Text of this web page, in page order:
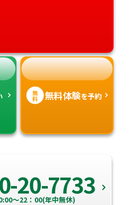
無
料 無料体験を予約
20-7733
～22：00(年中無休)